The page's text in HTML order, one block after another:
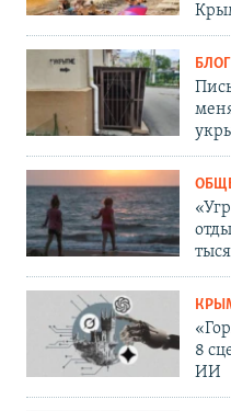
8
ИИ